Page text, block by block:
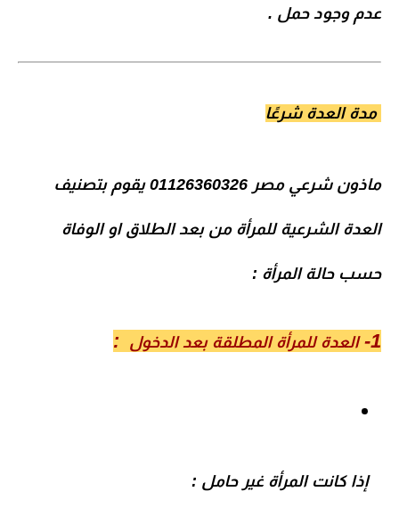
عدم وجود حمل .
مدة العدة شرعًا
ماذون شرعي مصر 01126360326 يقوم بتصنيف
العدة الشرعية للمرأة من بعد الطلاق او الوفاة
حسب حالة المرأة :
1- العدة للمرأة المطلقة بعد الدخول :
إذا كانت المرأة غير حامل :